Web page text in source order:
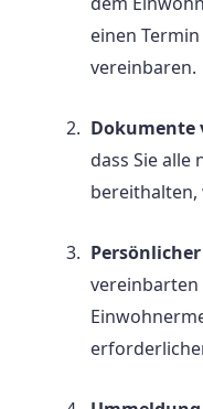
einen
vereinbaren.
Dokumente
dass Sie
bereithalten,
vereinbarten